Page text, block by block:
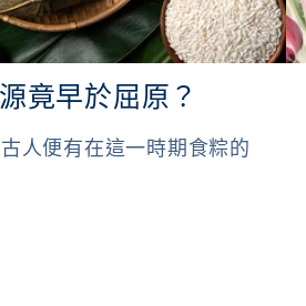
竟早於屈原？
人便有在這一時期食粽的